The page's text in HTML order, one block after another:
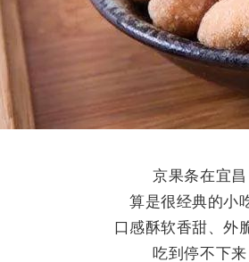
京果条在宜昌
算是很经典的小
口感酥软香甜、外
吃到停不下来